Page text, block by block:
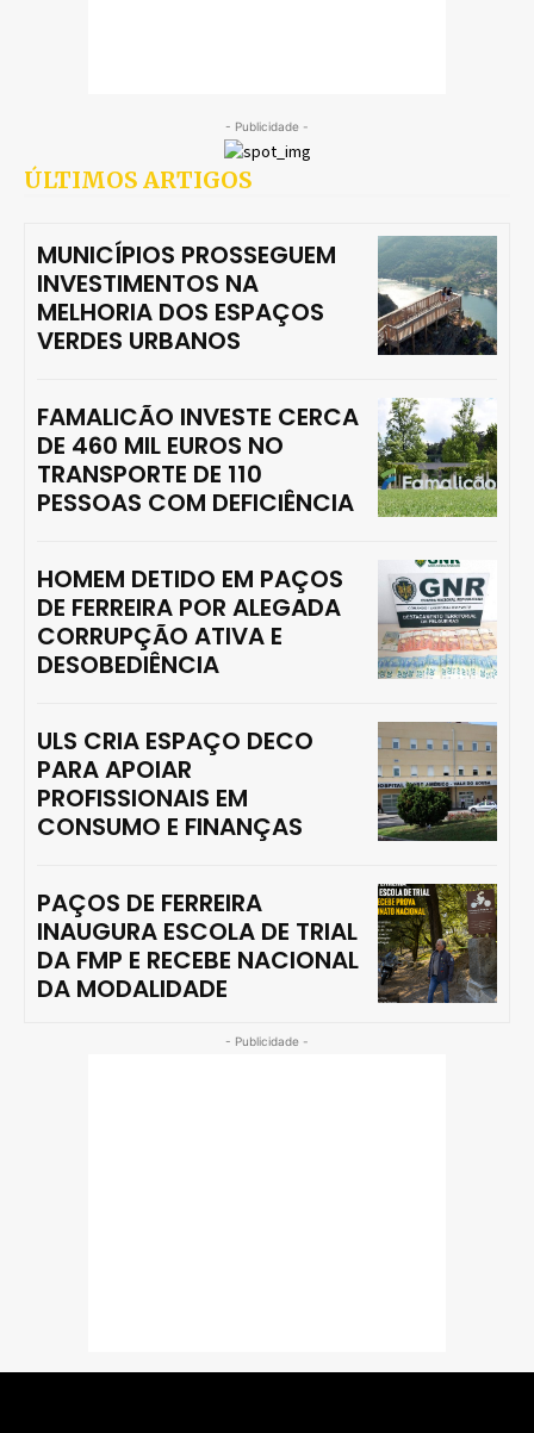
- Publicidade -
ÚLTIMOS ARTIGOS
MUNICÍPIOS PROSSEGUEM
INVESTIMENTOS NA
MELHORIA DOS ESPAÇOS
VERDES URBANOS
FAMALICÃO INVESTE CERCA
DE 460 MIL EUROS NO
TRANSPORTE DE 110
PESSOAS COM DEFICIÊNCIA
HOMEM DETIDO EM PAÇOS
DE FERREIRA POR ALEGADA
CORRUPÇÃO ATIVA E
DESOBEDIÊNCIA
ULS CRIA ESPAÇO DECO
PARA APOIAR
PROFISSIONAIS EM
CONSUMO E FINANÇAS
PAÇOS DE FERREIRA
INAUGURA ESCOLA DE TRIAL
DA FMP E RECEBE NACIONAL
DA MODALIDADE
- Publicidade -